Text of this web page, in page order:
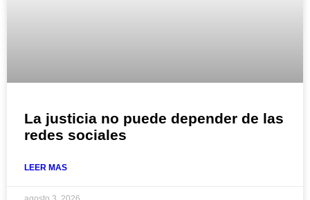
La justicia no puede depender de las
redes sociales
LEER MAS